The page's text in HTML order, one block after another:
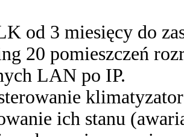
od 3 miesięcy do
20 pomieszczeń
LAN po IP.
ich stanu